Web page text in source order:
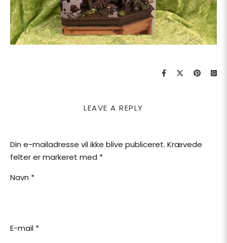
LEAVE A REPLY
Din e-mailadresse vil ikke blive publiceret. Krævede
felter er markeret med *
Navn *
E-mail *